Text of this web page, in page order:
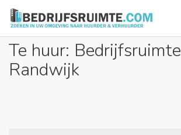
Te huur: Bedrijfsruimte
Randwijk